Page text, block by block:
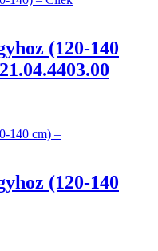
(120-140
(120-140